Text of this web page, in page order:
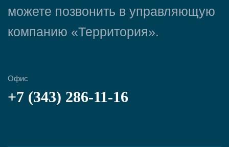
можете позвонить в управляющую
компанию «Территория».
Офис
+7 (343) 286-11-16